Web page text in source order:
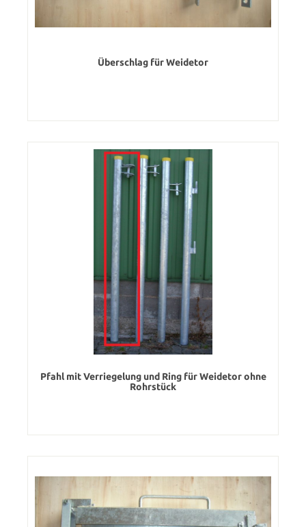
Überschlag für Weidetor
Pfahl mit Verriegelung und Ring für Weidetor ohne
Rohrstück